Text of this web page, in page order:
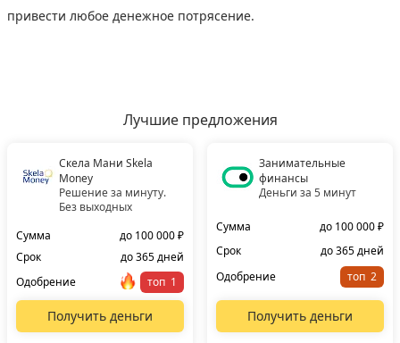
привести любое денежное потрясение.
Лучшие предложения
Скела Мани Skela
Money
Решение за минуту.
Без выходных
Сумма
до 100 000 ₽
Срок
до 365 дней
Одобрение
топ
Получить деньги
Занимательные
финансы
Деньги за 5 минут
Сумма
до 100 000 ₽
Срок
до 365 дней
Одобрение
топ
Получить деньги